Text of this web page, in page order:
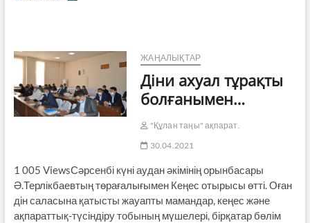
за
3
месяца
2021
года
ЖАҢАЛЫҚТАР
Діни ахуал тұрақты
болғанымен…
"Құлан таңы" ақпарат.
30.04.2021
1 005 ViewsСәрсенбі күні аудан әкімінің орынбасары
Ә.Терлікбаевтың төрағалығымен Кеңес отырысы өтті. Оған
дін саласына қатысты жауапты мамандар, кеңес және
ақпараттық-түсіндіру тобының мүшелері, бірқатар бөлім